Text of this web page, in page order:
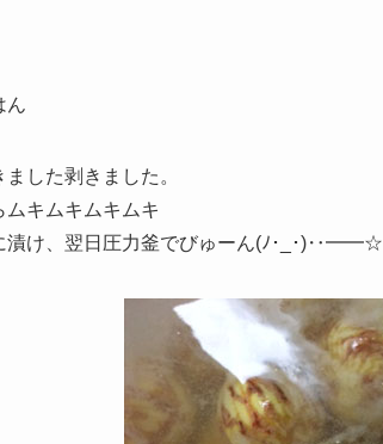
ん
した剥きました。
キムキムキムキ
漬け、翌日圧力釜でびゅーん(ﾉ･_･)‥━━☆